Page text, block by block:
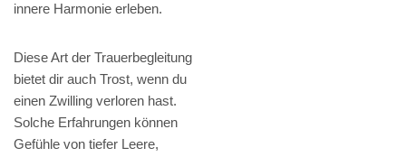
innere Harmonie erleben.
Diese Art der Trauerbegleitung
bietet dir auch Trost, wenn du
einen Zwilling verloren hast.
Solche Erfahrungen können
Gefühle von tiefer Leere,